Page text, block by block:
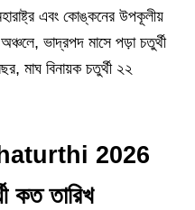
এবং কোঙ্কনের উপকূলীয়
ভাদ্রপদ মাসে পড়া চতুর্থী
মাঘ বিনায়ক চতুর্থী ২২
2026
কত তারিখ